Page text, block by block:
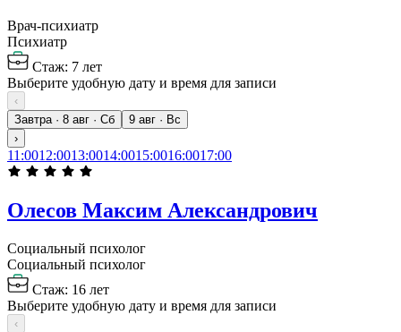
Врач-психиатр
Психиатр
Стаж: 7 лет
Выберите удобную дату и время для записи
‹
Завтра · 8 авг · Сб
9 авг · Вс
›
11:0012:0013:0014:0015:0016:0017:00
Олесов Максим Александрович
Социальный психолог
Социальный психолог
Стаж: 16 лет
Выберите удобную дату и время для записи
‹